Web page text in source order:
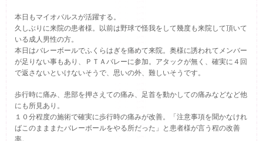
本日もマイオパルスが活躍する。
久しぶりに来院の患者様。以前は野球で怪我をして幾度も来院して頂いて
いる成人男性の方。
本日はバレーボールでふくらはぎを痛めて来院。奥様に誘われてメンバー
が足りない事もあり、ＰＴＡバレーに参加。アタックが無く、確実に４回
で返さないといけないそうで、思いの外、難しいそうです。
歩行時に痛み、患部を押さえての痛み、足首を動かしての痛みなどなど他
にも所見あり。
１０分程度の施術で確実に歩行時の痛みが改善。「注意事項を聞かなけれ
ばこのまままたバレーボールをやる所だった」と患者様が言う程の改善
率。